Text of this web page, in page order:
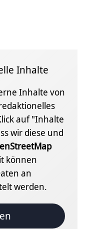
Inhalte
Inhalte von
auf "Inhalte
wir diese und
können
an
werden.